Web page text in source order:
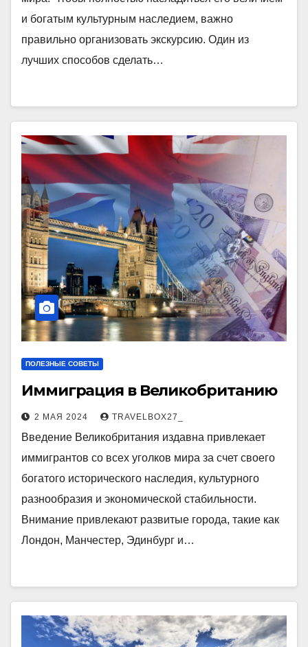
и богатым культурным наследием, важно
правильно организовать экскурсию. Один из
лучших способов сделать…
ПОЛЕЗНЫЕ СОВЕТЫ
Иммиграция в Великобританию
2 МАЯ 2024 TRAVELBOX27_
Введение Великобритания издавна привлекает
иммигрантов со всех уголков мира за счет своего
богатого исторического наследия, культурного
разнообразия и экономической стабильности.
Внимание привлекают развитые города, такие как
Лондон, Манчестер, Эдинбург и…